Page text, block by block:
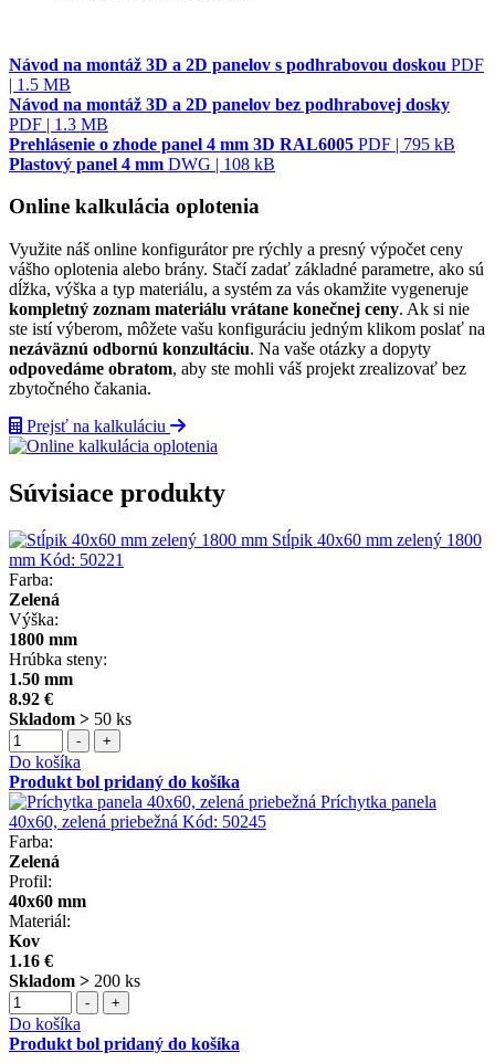
Návod na montáž 3D a 2D panelov s podhrabovou doskou PDF
| 1.5 MB
Návod na montáž 3D a 2D panelov bez podhrabovej dosky
PDF | 1.3 MB
Prehlásenie o zhode panel 4 mm 3D RAL6005 PDF | 795 kB
Plastový panel 4 mm DWG | 108 kB
Online kalkulácia oplotenia
Využite náš online konfigurátor pre rýchly a presný výpočet ceny
vášho oplotenia alebo brány. Stačí zadať základné parametre, ako sú
dĺžka, výška a typ materiálu, a systém za vás okamžite vygeneruje
kompletný zoznam materiálu vrátane konečnej ceny. Ak si nie
ste istí výberom, môžete vašu konfiguráciu jedným klikom poslať na
nezáväznú odbornú konzultáciu. Na vaše otázky a dopyty
odpovedáme obratom, aby ste mohli váš projekt zrealizovať bez
zbytočného čakania.
Prejsť na kalkuláciu
Súvisiace produkty
Stĺpik 40x60 mm zelený 1800
mm Kód: 50221
Farba:
Zelená
Výška:
1800 mm
Hrúbka steny:
1.50 mm
8.92 €
Skladom > 50 ks
- +
Do košíka
Produkt bol pridaný do košíka
Príchytka panela
40x60, zelená priebežná Kód: 50245
Farba:
Zelená
Profil:
40x60 mm
Materiál:
Kov
1.16 €
Skladom > 200 ks
- +
Do košíka
Produkt bol pridaný do košíka